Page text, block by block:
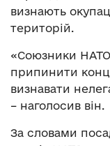
визнають
територій.
«Союзники
припинити
визнавати
– наголосив він.
За словами